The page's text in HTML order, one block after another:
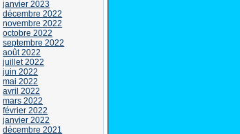
janvier 2023
décembre 2022
novembre 2022
octobre 2022
septembre 2022
août 2022
juillet 2022
juin 2022
mai 2022
avril 2022
mars 2022
février 2022
janvier 2022
décembre 2021